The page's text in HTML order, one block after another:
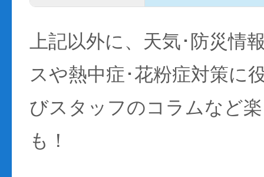
上記以外に、天気･防災情
スや熱中症･花粉症対策に
びスタッフのコラムなど
も！